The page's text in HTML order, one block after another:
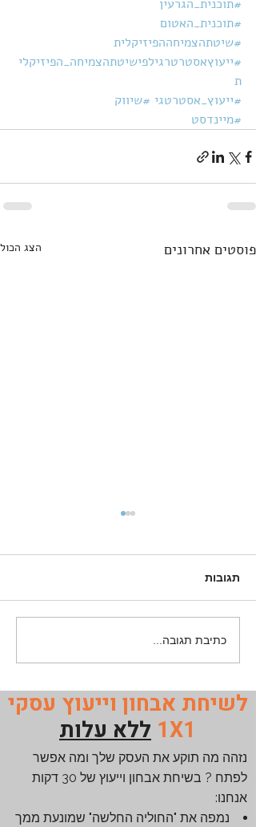
#תוכנית_הגרעין
#תוכנית_האטום
#שיטתהצמיחההפיזיקלית
#ייעוץאסטרטרגילפישיטתהצמיחה_הפיזיקלי
ת
#ייעוץ_אסטרטגי #שיווק
#מיינדסט
פוסטים אחרונים הצג הכול
מתי עסק צריך יועץ עסקי
ומה באמת מקבלים
תגובות
כתיבת תגובה...
לשיחת אבחון וייעוץ עסקי
1X1 ללא עלות
נזהה מה תוקע את העסק שלך ומה אפשר
לפתח ? בשיחת אבחון וייעוץ של 30 דקות
אנחנו:
נמפה את "החוליה החלשה" שמונעת ממך